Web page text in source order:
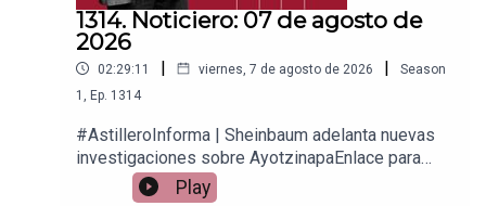
1314. Noticiero: 07 de agosto de
2026
02:29:11 | viernes, 7 de agosto de 2026 |
Season
1
Ep. 1314
#AstilleroInforma | Sheinbaum adelanta nuevas
investigaciones sobre AyotzinapaEnlace para
apoyar vía
Play